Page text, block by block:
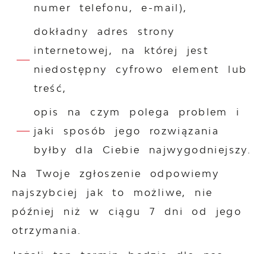
numer telefonu, e-mail),
dokładny adres strony
internetowej, na której jest
niedostępny cyfrowo element lub
treść,
opis na czym polega problem i
jaki sposób jego rozwiązania
byłby dla Ciebie najwygodniejszy.
Na Twoje zgłoszenie odpowiemy
najszybciej jak to możliwe, nie
później niż w ciągu 7 dni od jego
otrzymania.